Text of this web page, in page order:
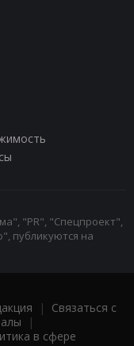
"PR", "Спецпроект",
публикуются на
| Связаться с
|
в сфере